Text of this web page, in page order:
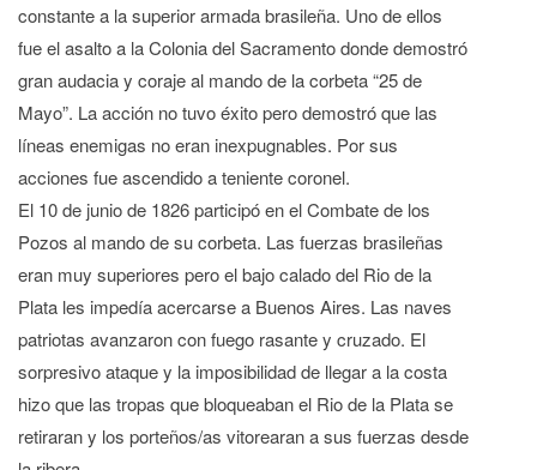
constante a la superior armada brasileña. Uno de ellos
fue el asalto a la Colonia del Sacramento donde demostró
gran audacia y coraje al mando de la corbeta “25 de
Mayo”. La acción no tuvo éxito pero demostró que las
líneas enemigas no eran inexpugnables. Por sus
acciones fue ascendido a teniente coronel.
El 10 de junio de 1826 participó en el Combate de los
Pozos al mando de su corbeta. Las fuerzas brasileñas
eran muy superiores pero el bajo calado del Rio de la
Plata les impedía acercarse a Buenos Aires. Las naves
patriotas avanzaron con fuego rasante y cruzado. El
sorpresivo ataque y la imposibilidad de llegar a la costa
hizo que las tropas que bloqueaban el Rio de la Plata se
retiraran y los porteños/as vitorearan a sus fuerzas desde